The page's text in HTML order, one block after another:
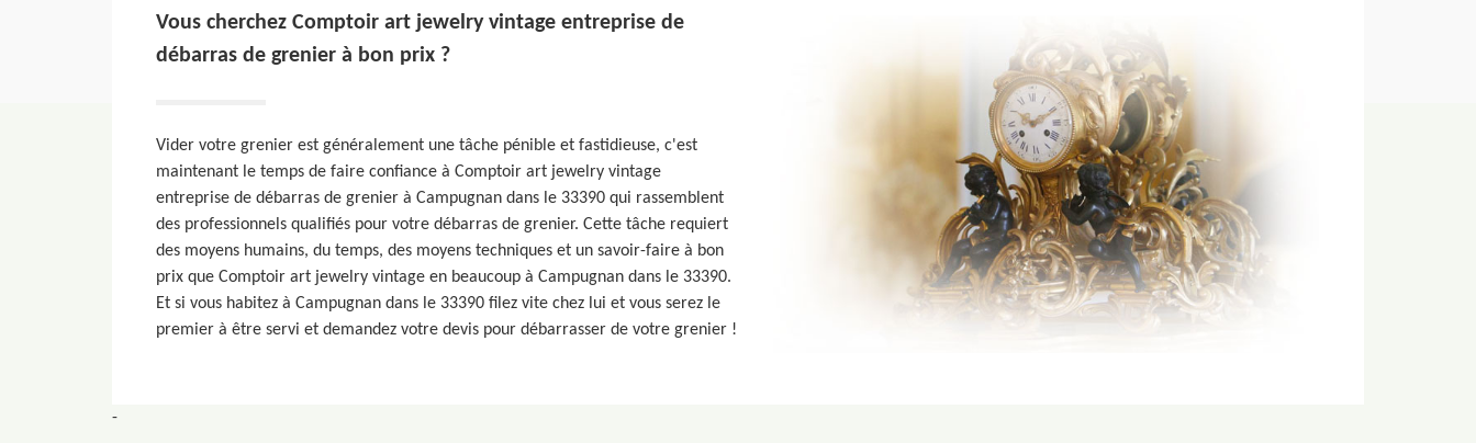
Vous cherchez Comptoir art jewelry vintage entreprise de
débarras de grenier à bon prix ?
Vider votre grenier est généralement une tâche pénible et fastidieuse, c'est
maintenant le temps de faire confiance à Comptoir art jewelry vintage
entreprise de débarras de grenier à Campugnan dans le 33390 qui rassemblent
des professionnels qualifiés pour votre débarras de grenier. Cette tâche requiert
des moyens humains, du temps, des moyens techniques et un savoir-faire à bon
prix que Comptoir art jewelry vintage en beaucoup à Campugnan dans le 33390.
Et si vous habitez à Campugnan dans le 33390 filez vite chez lui et vous serez le
premier à être servi et demandez votre devis pour débarrasser de votre grenier !
-